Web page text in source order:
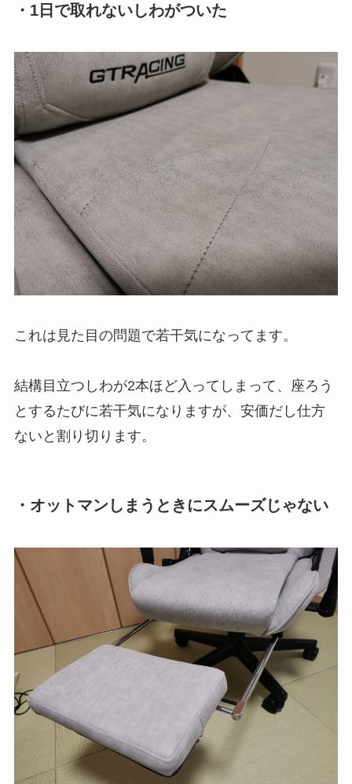
・1日で取れないしわがついた
これは見た目の問題で若干気になってます。
結構目立つしわが2本ほど入ってしまって、座ろう
とするたびに若干気になりますが、安価だし仕方
ないと割り切ります。
・オットマンしまうときにスムーズじゃない